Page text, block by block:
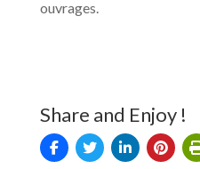
ouvrages.
Share and Enjoy !